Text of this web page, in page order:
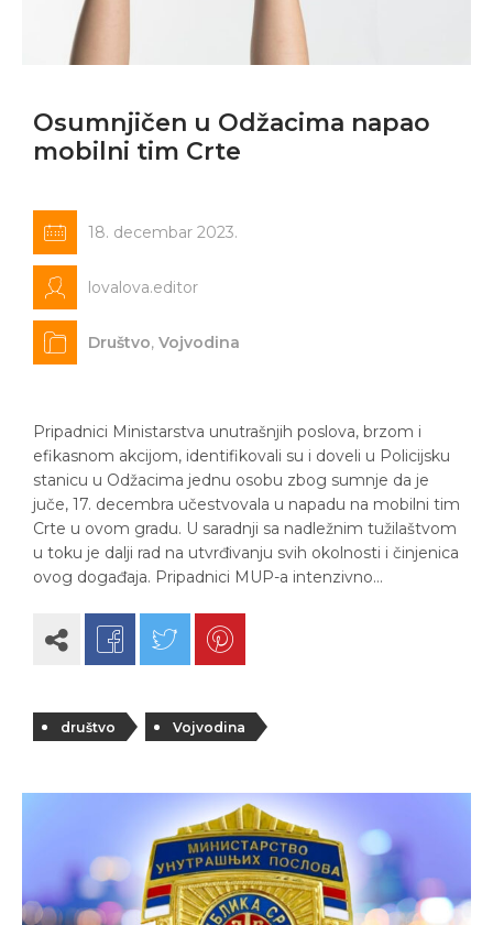
Osumnjičen u Odžacima napao
mobilni tim Crte
18. decembar 2023.
lovalova.editor
Društvo, Vojvodina
Pripadnici Ministarstva unutrašnjih poslova, brzom i
efikasnom akcijom, identifikovali su i doveli u Policijsku
stanicu u Odžacima jednu osobu zbog sumnje da je
juče, 17. decembra učestvovala u napadu na mobilni tim
Crte u ovom gradu. U saradnji sa nadležnim tužilaštvom
u toku je dalji rad na utvrđivanju svih okolnosti i činjenica
ovog događaja. Pripadnici MUP-a intenzivno…
društvo Vojvodina